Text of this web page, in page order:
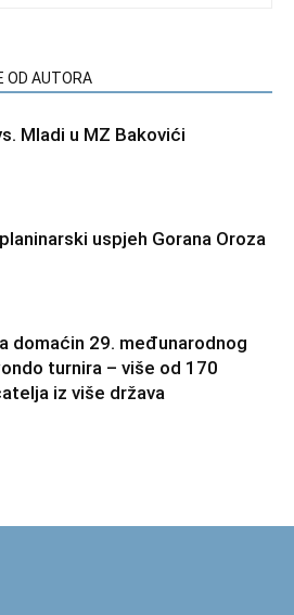
OD AUTORA
Mladi u MZ Bakovići
uspjeh Gorana Oroza
domaćin 29. međunarodnog
turnira – više od 170
iz više država